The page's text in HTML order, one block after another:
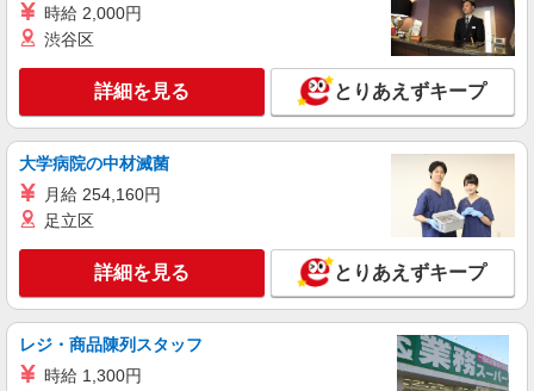
（22時以降の勤務がある場合）
■サミットストア 中野島店 神奈川県川崎市
多摩区中野島6-29-8
キープ 詳細を見る
パート
サミットストア 中野島店
スーパー店内ベーカリースタッフ
時給1225円 ★22時以降は平日時給の3割増！
■サミットストア 中野島店 神奈川県川崎市
時給 2,000円
渋谷区
詳細を見る とりあえずキープ
大学病院の中材滅菌
月給 254,160円
足立区
詳細を見る とりあえずキープ
レジ・商品陳列スタッフ
時給 1,300円